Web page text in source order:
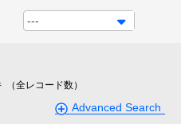
---
（全レコード数）
Advanced Search